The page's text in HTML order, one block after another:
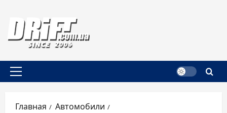
содержимому
Основное
Главная
Автомобили